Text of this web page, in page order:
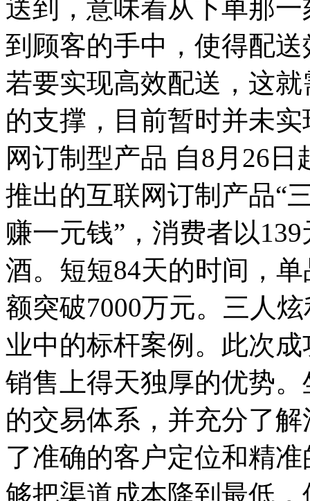
送到，意味着从下单那
到顾客的手中，使得配
若要实现高效配送，这
的支撑，目前暂时并未
网订制型产品 自8月26
推出的互联网订制产品“
赚一元钱”，消费者以
酒。短短84天的时间，
额突破7000万元。三人
业中的标杆案例。此次
销售上得天独厚的优势
的交易体系，并充分了
了准确的客户定位和精
够把渠道成本降到最低